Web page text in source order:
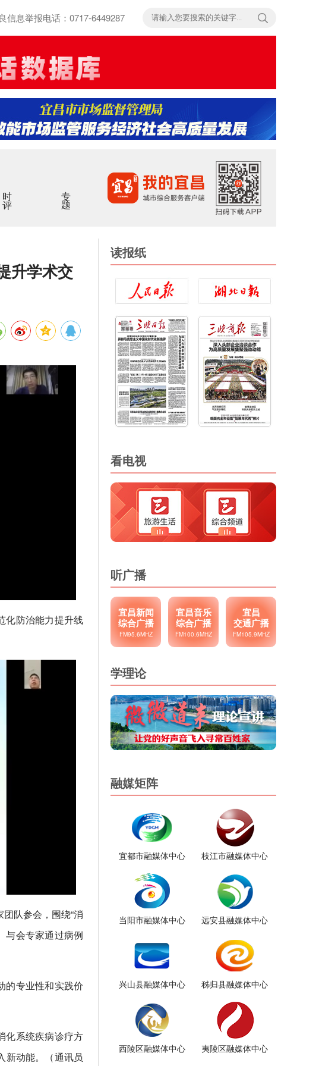
信息举报电话：0717-6449287
时评 专题
升学术交
化防治能力提升线
队参会，围绕“消
与会专家通过病例
的专业性和实践价
化系统疾病诊疗方
新动能。（通讯员
读报纸
看电视
听广播
宜昌新闻
综合广播
FM95.6MHZ
宜昌音乐
综合广播
FM100.6MHZ
宜昌
交通广播
FM105.9MHZ
学理论
融媒矩阵
宜都市融媒体中心 枝江市融媒体中心
当阳市融媒体中心 远安县融媒体中心
兴山县融媒体中心 秭归县融媒体中心
西陵区融媒体中心 夷陵区融媒体中心